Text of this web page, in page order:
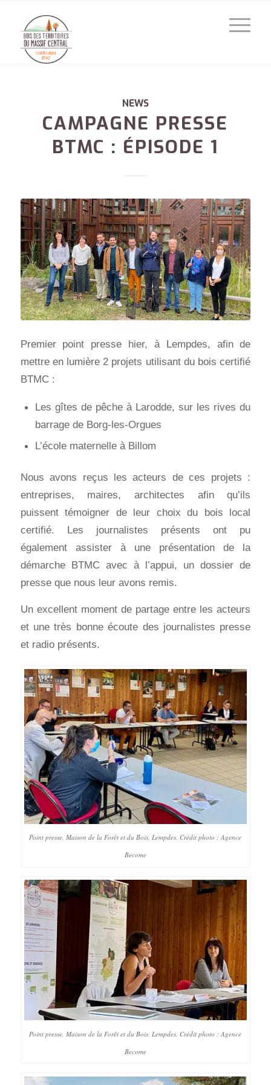
NEWS
CAMPAGNE PRESSE
BTMC : ÉPISODE 1
Premier point presse hier, à Lempdes, afin de
mettre en lumière 2 projets utilisant du bois certifié
BTMC :
Les gîtes de pêche à Larodde, sur les rives du
barrage de Borg-les-Orgues
L’école maternelle à Billom
Nous avons reçus les acteurs de ces projets :
entreprises, maires, architectes afin qu’ils
puissent témoigner de leur choix du bois local
certifié. Les journalistes présents ont pu
également assister à une présentation de la
démarche BTMC avec à l’appui, un dossier de
presse que nous leur avons remis.
Un excellent moment de partage entre les acteurs
et une très bonne écoute des journalistes presse
et radio présents.
Point presse, Maison de la Forêt et du Bois, Lempdes. Crédit photo : Agence
Become
Point presse, Maison de la Forêt et du Bois, Lempdes. Crédit photo : Agence
Become